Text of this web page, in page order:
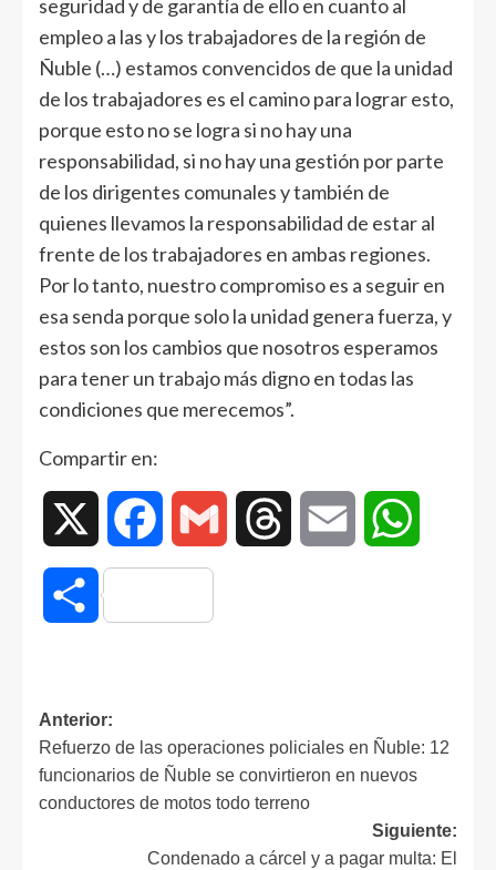
seguridad y de garantía de ello en cuanto al
empleo a las y los trabajadores de la región de
Ñuble (…) estamos convencidos de que la unidad
de los trabajadores es el camino para lograr esto,
porque esto no se logra si no hay una
responsabilidad, si no hay una gestión por parte
de los dirigentes comunales y también de
quienes llevamos la responsabilidad de estar al
frente de los trabajadores en ambas regiones.
Por lo tanto, nuestro compromiso es a seguir en
esa senda porque solo la unidad genera fuerza, y
estos son los cambios que nosotros esperamos
para tener un trabajo más digno en todas las
condiciones que merecemos”.
Compartir en:
Facebook Gmail Threads Email
Compartir
Anterior:
Refuerzo de las operaciones policiales en Ñuble: 12
funcionarios de Ñuble se convirtieron en nuevos
conductores de motos todo terreno
Siguiente:
Condenado a cárcel y a pagar multa: El